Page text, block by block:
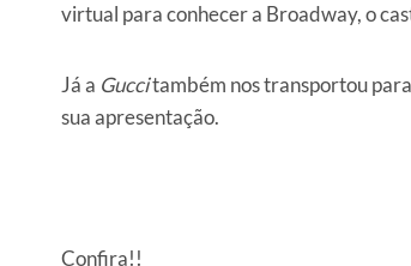
virtual para conhecer a Broadway, o
Já a Guccitambém nos transportou
sua apresentação.
Confira!!